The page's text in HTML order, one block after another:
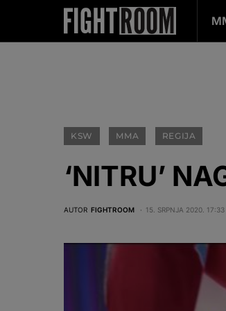
KSW MMA REGIJA
‘NITRU’
AUTOR FIGHTROOM 15. SRPNJA 2020. 17:33